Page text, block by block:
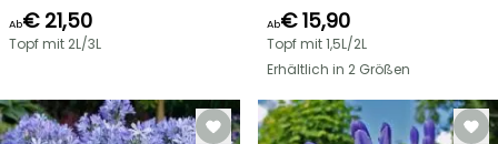
Ab€ 21,50
Topf mit 2L/3L
Ab€ 15,90
Topf mit 1,5L/2L
Erhältlich in 2 Größen